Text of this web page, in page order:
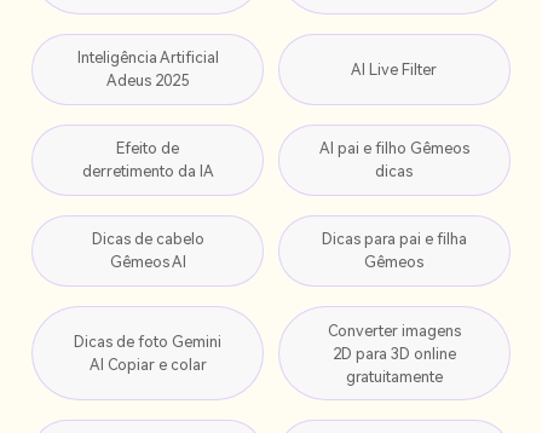
Inteligência Artificial
Adeus 2025
AI Live Filter
Efeito de
derretimento da IA
AI pai e filho Gêmeos
dicas
Dicas de cabelo
Gêmeos AI
Dicas para pai e filha
Gêmeos
Dicas de foto Gemini
AI Copiar e colar
Converter imagens
2D para 3D online
gratuitamente